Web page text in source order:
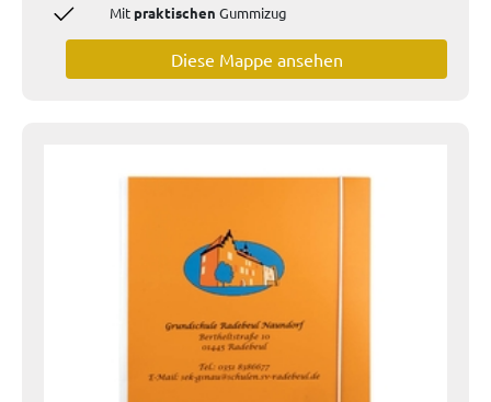
Mit praktischen Gummizug
Diese Mappe ansehen